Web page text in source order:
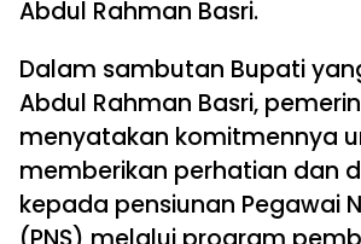
Abdul Rahman Basri.
Dalam sambutan Bupati
Abdul Rahman Basri,
menyatakan komitmennya
memberikan perhatian dan
kepada pensiunan Pegawai